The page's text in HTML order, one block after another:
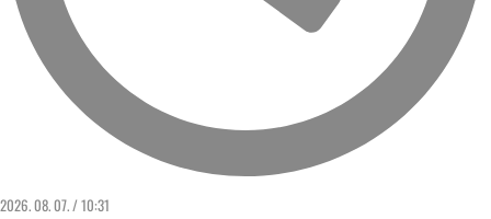
2026. 08. 07. / 10:31